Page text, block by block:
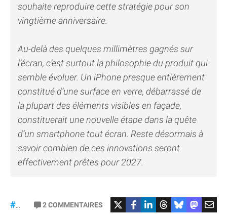
souhaite reproduire cette stratégie pour son
vingtième anniversaire.
Au-delà des quelques millimètres gagnés sur
l’écran, c’est surtout la philosophie du produit qui
semble évoluer. Un iPhone presque entièrement
constitué d’une surface en verre, débarrassé de
la plupart des éléments visibles en façade,
constituerait une nouvelle étape dans la quête
d’un smartphone tout écran. Reste désormais à
savoir combien de ces innovations seront
effectivement prêtes pour 2027.
2COMMENTAIRES